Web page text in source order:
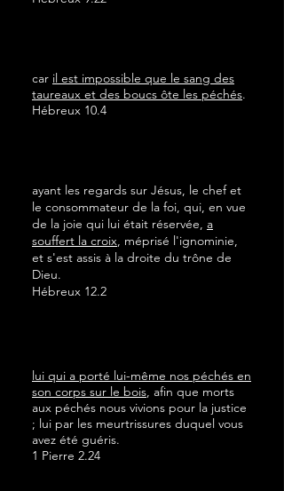
car il est impossible que le sang des
taureaux et des boucs ôte les péchés.
Hébreux 10.4
ayant les regards sur Jésus, le chef et
le consommateur de la foi, qui, en vue
de la joie qui lui était réservée, a
souffert la croix, méprisé l'ignominie,
et s'est assis à la droite du trône de
Dieu.
Hébreux 12.2
lui qui a porté lui-même nos péchés en
son corps sur le bois, afin que morts
aux péchés nous vivions pour la justice
; lui par les meurtrissures duquel vous
avez été guéris.
1 Pierre 2.24